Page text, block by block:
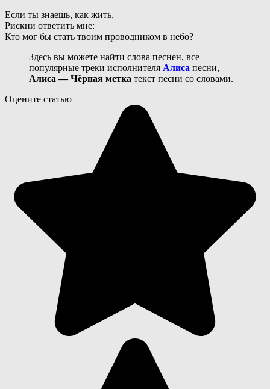
Если ты знаешь, как жить,
Рискни ответить мне:
Кто мог бы стать твоим проводником в небо?
Здесь вы можете найти слова песнен, все
популярные треки исполнителя Алиса песни,
Алиса — Чёрная метка текст песни со словами.
Оцените статью